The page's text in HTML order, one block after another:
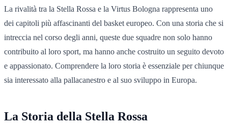
La rivalità tra la Stella Rossa e la Virtus Bologna rappresenta uno
dei capitoli più affascinanti del basket europeo. Con una storia che si
intreccia nel corso degli anni, queste due squadre non solo hanno
contribuito al loro sport, ma hanno anche costruito un seguito devoto
e appassionato. Comprendere la loro storia è essenziale per chiunque
sia interessato alla pallacanestro e al suo sviluppo in Europa.
La Storia della Stella Rossa